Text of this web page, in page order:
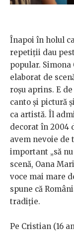
Înapoi în holul
repetiții dau
popular.
elaborat de
roșu aprins. E
canto și pictură
ca artistă. Îl
decorat în 2004
avem nevoie de
important „să
scenă, Oana
voce mai mare
spune că
tradiție.
Pe Cristian (16